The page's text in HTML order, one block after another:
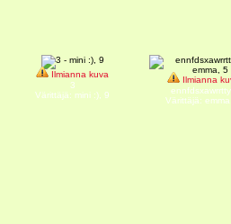
Ilmianna kuva
3
Värittäjä: mini :), 9
Ilmianna
Värittäjä: